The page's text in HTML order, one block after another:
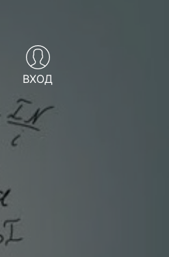
ВХОД